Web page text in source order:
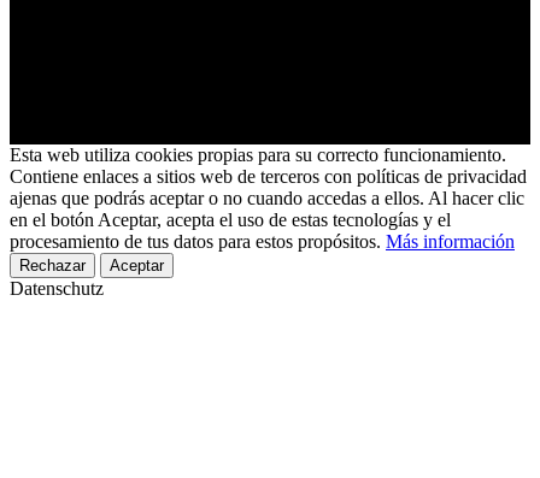
Esta web utiliza cookies propias para su correcto funcionamiento.
Contiene enlaces a sitios web de terceros con políticas de privacidad
ajenas que podrás aceptar o no cuando accedas a ellos. Al hacer clic
en el botón Aceptar, acepta el uso de estas tecnologías y el
procesamiento de tus datos para estos propósitos. Más información
Rechazar Aceptar
Datenschutz